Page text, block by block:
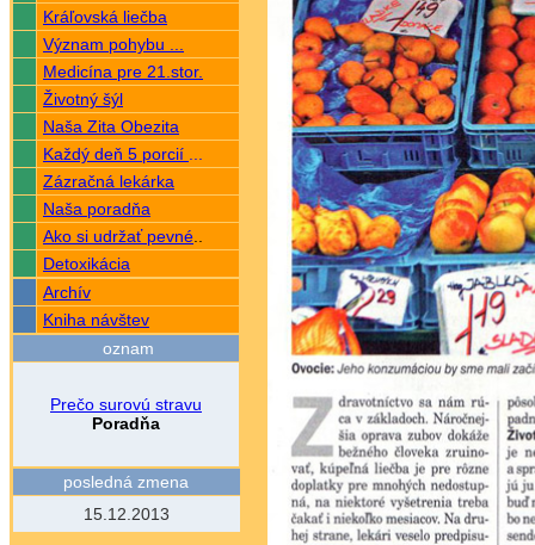
Kráľovská liečba
Význam pohybu ...
Medicína pre 21.stor.
Životný šýl
Naša Zita Obezita
Každý deň 5 porcií
Zázračná lekárka
Naša poradňa
Ako si udržať pevné
Detoxikácia
Archív
Kniha návštev
oznam
Prečo surovú stravu
Poradňa
posledná zmena
15.12.2013